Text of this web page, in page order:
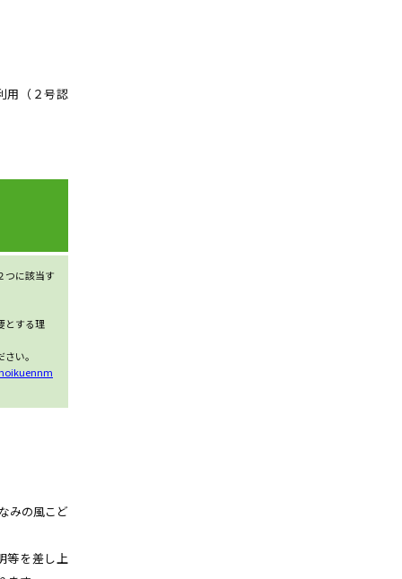
用（２号認
つに該当す
とする理
い。
みの風こど
等を差し上